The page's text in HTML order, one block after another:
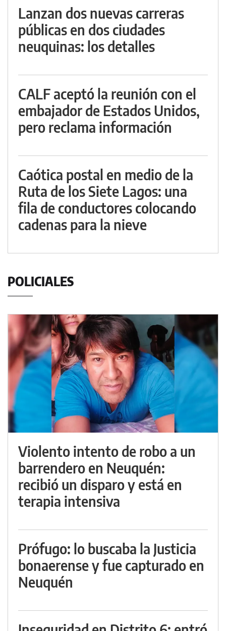
Lanzan dos nuevas carreras
públicas en dos ciudades
neuquinas: los detalles
CALF aceptó la reunión con el
embajador de Estados Unidos,
pero reclama información
Caótica postal en medio de la
Ruta de los Siete Lagos: una
fila de conductores colocando
cadenas para la nieve
POLICIALES
Violento intento de robo a un
barrendero en Neuquén:
recibió un disparo y está en
terapia intensiva
Prófugo: lo buscaba la Justicia
bonaerense y fue capturado en
Neuquén